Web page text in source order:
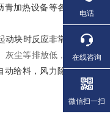
加热设备等各
动块时反应非常
尘等排放低，
动给料，风力除
电话
在线咨询
微信扫一扫